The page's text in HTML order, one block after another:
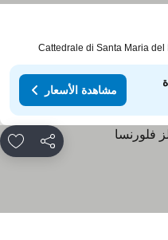
مشاهدة الأسعار
مشاركة